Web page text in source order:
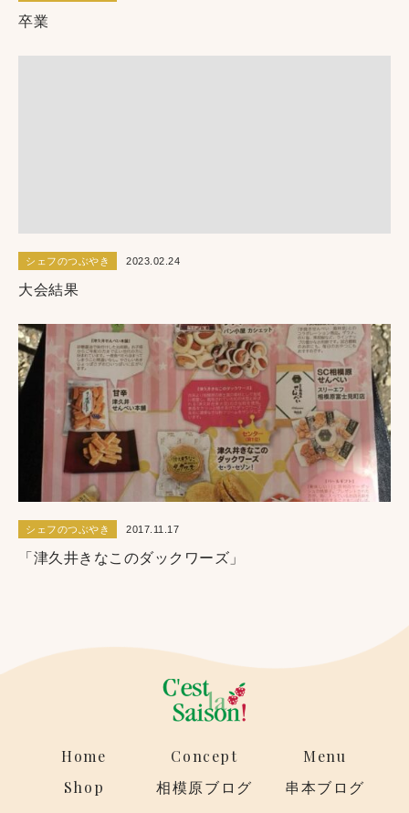
卒業
シェフのつぶやき 2023.02.24
大会結果
シェフのつぶやき 2017.11.17
「津久井きなこのダックワーズ」
Home Concept
Menu
Shop
相模原ブログ 串本ブログ